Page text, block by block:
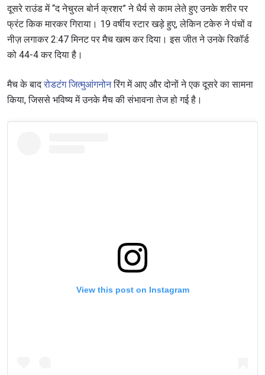
दूसरे राउंड में “द नेचुरल बोर्न क्रशर” ने धैर्य से काम लेते हुए उनके शरीर पर
फ्रंट किक मारकर गिराया। 19 वर्षीय स्टार खड़े हुए, लेकिन टकेरु ने पंचों व
नीज़ लगाकर 2:47 मिनट पर मैच खत्म कर दिया। इस जीत ने उनके रिकॉर्ड
को 44-4 कर दिया है।
मैच के बादरोडटंग जित्मुआंगनोनरिंग में आए और दोनों ने एक दूसरे का सामना
किया, जिससे भविष्य में उनके मैच की संभावना तेज हो गई है।
View this post on Instagram
हाइलाइट्स देखें
collection, use and disclosure of your information
under ourPrivacy Policy. You may unsubscribe from
these communications at any time.